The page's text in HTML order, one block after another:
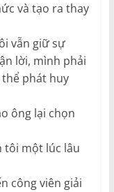
và tạo ra thay
vẫn giữ sự
lời, mình phải
phát huy
ông lại chọn
tôi một lúc lâu
công viên giải